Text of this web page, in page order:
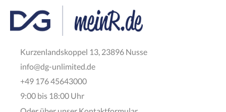
Kurzenlandskoppel 13, 23896 Nusse
info@dg-unlimited.de
+49 176 45643000
9:00 bis 18:00 Uhr